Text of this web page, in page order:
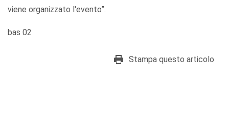
viene organizzato l'evento”.
bas 02
Stampa questo articolo